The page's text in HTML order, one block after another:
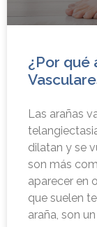
¿Por qué
Las arañas
dilatan y se
son más
aparecer en
que suelen
araña, son